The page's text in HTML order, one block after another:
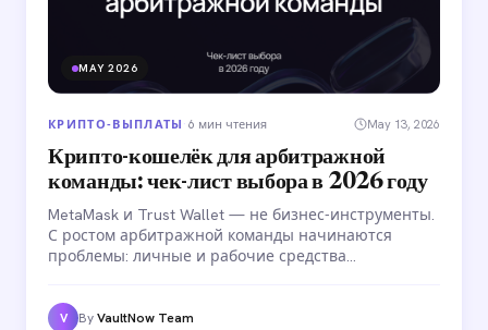
MAY 2026
КРИПТО-ВЫПЛАТЫ · 6 мин чтения May 13, 2026
Крипто-кошелёк для арбитражной
команды: чек-лист выбора в 2026 году
MetaMask и Trust Wallet — не бизнес-инструменты.
С ростом арбитражной команды начинаются
проблемы: личные и рабочие средства
персонального и как выбрать решение в 2026 году.
V ByVaultNow Team